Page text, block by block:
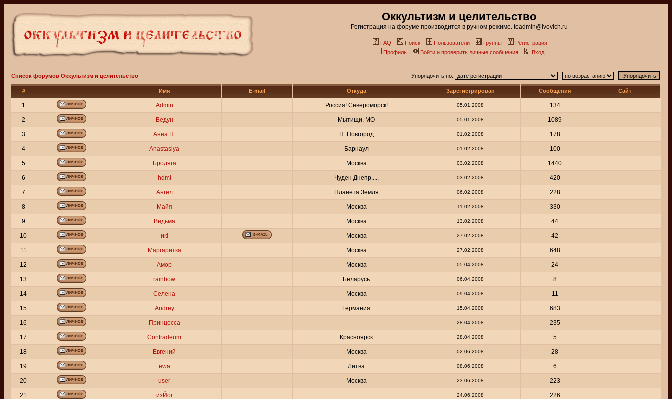
Оккультизм и целительство
Регистрация на форуме производится в ручном режиме. toadmin@lvovich.ru
FAQ Поиск Пользователи Группы
Регистрация
Профиль
Войти и проверить личные сообщения Вход
Список форумов Оккультизм и целительство Упорядочить по:
# Имя E-mail Откуда Зарегистрирован Сообщения Сайт
1 Admin Россия! Североморск! 05.01.2008 134
2 Ведун Мытищи, МО 05.01.2008 1089
3 Анна Н. Н. Новгород 01.02.2008 178
4 Anastasiya Барнаул 01.02.2008 100
5 Бродяга Москва 03.02.2008 1440
6 hdmi Чуден Днепр..... 03.02.2008 420
7 Ангел Планета Земля 06.02.2008 228
8 Майя Москва 11.02.2008 330
9 Ведьма Москва 13.02.2008 44
10 ик! Москва 27.02.2008 42
11 Маргаритка Москва 27.02.2008 648
12 Амор Москва 05.04.2008 24
13 rainbow Беларусь 06.04.2008 8
14 Селена Москва 09.04.2008 11
15 Andrey Германия 15.04.2008 683
16 Принцесса 28.04.2008 235
17 Contradeum Красноярск 28.04.2008 5
18 Евгений Москва 02.06.2008 28
19 ewa Литва 08.06.2008 6
20 user Москва 23.06.2008 223
21 изЙог 24.06.2008 226